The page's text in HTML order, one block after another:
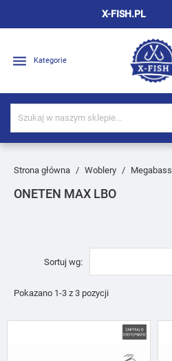
X-FISH.PL
 Kategorie
Strona główna Woblery Megabass
ONETEN MAX LBO
Sortuj wg:
Pokazano 1-3 z 3 pozycji